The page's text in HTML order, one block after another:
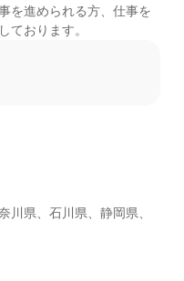
を進められる方、仕事を
ております。
県、石川県、静岡県、